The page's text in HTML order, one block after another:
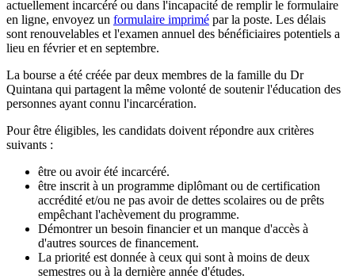
actuellement incarcéré ou dans l'incapacité de remplir le formulaire
en ligne, envoyez un formulaire imprimé par la poste. Les délais
sont renouvelables et l'examen annuel des bénéficiaires potentiels a
lieu en février et en septembre.
La bourse a été créée par deux membres de la famille du Dr
Quintana qui partagent la même volonté de soutenir l'éducation des
personnes ayant connu l'incarcération.
Pour être éligibles, les candidats doivent répondre aux critères
suivants :
être ou avoir été incarcéré.
être inscrit à un programme diplômant ou de certification
accrédité et/ou ne pas avoir de dettes scolaires ou de prêts
empêchant l'achèvement du programme.
Démontrer un besoin financier et un manque d'accès à
d'autres sources de financement.
La priorité est donnée à ceux qui sont à moins de deux
semestres ou à la dernière année d'études.